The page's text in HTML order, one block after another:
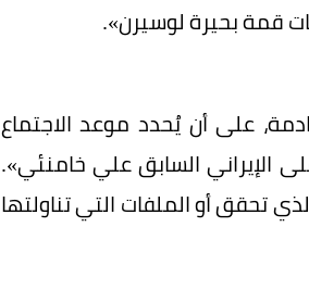
قمة بحيرة لوسيرن».
على أن يُحدد موعد الاجتماع
الإيراني السابق علي خامنئي».
تحقق أو الملفات التي تناولتها